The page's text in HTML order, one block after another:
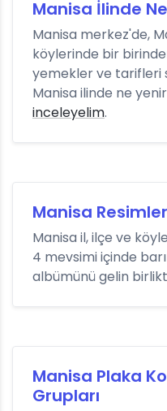
Manisa İlinde
Manisa merkez'de,
köylerinde bir
yemekler ve tarifleri
Manisa ilinde ne
inceleyelim.
Manisa
Manisa il, ilçe ve
4 mevsimi içinde
albümünü gelin
Manisa Plaka
Grupları